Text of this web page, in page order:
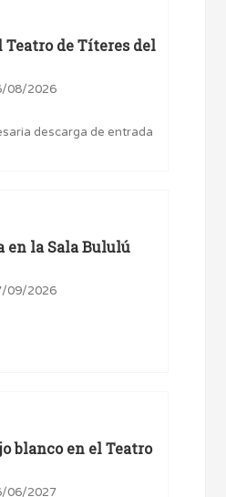
Teatro de Títeres del
08/2026
descarga de entrada
la Sala Bululú
09/2026
blanco en el Teatro
06/2027